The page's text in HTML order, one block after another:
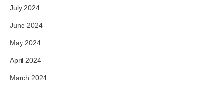
July 2024
June 2024
May 2024
April 2024
March 2024